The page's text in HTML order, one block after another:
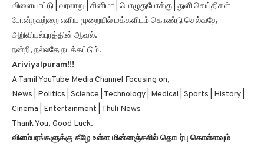
விளையாட்டு | வரலாறு | சினிமா | பொழுதுபோக்கு | துளி செய்திகள்
போன்றவற்றை எளிய முறையில் மக்களிடம் கொண்டு செல்வதே
அறிவியல்புரத்தின் ஆவல்.
நன்றி, நல்லதே நடக்கட்டும்.
Ariviyalpuram!!!
A Tamil YouTube Media Channel Focusing on,
News | Politics | Science | Technology | Medical | Sports | History |
Cinema | Entertainment | Thuli News
Thank You, Good Luck.
விளம்பரங்களுக்கு கீழே உள்ள மின்னஞ்சலில் தொடர்பு கொள்ளவும்